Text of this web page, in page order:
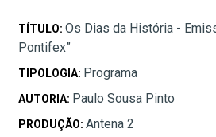
TÍTULO: Os Dias da História -
Pontifex”
TIPOLOGIA: Programa
AUTORIA: Paulo Sousa Pinto
PRODUÇÃO: Antena 2